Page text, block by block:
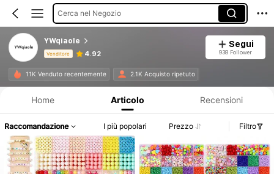
Cerca nel Negozio
YWqiaole
Venditore 4.92
Segui
938 Follower
11K Venduto recentemente 2.1K Acquisto ripetuto
Home Articolo Recensioni
Raccomandazione I più popolari Prezzo Filtro